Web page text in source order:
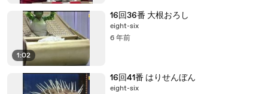
1:02
16回36番 大根おろし
eight-six
6 年前
16回41番 はりせんぼん
eight-six